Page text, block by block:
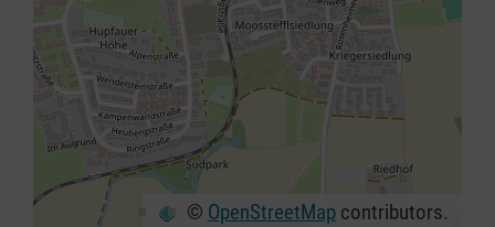
© OpenStreetMap contributors.